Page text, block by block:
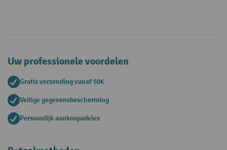
Uw professionele voordelen
Gratis verzending vanaf 50€
Veilige gegevensbescherming
Persoonlijk aankoopadvies